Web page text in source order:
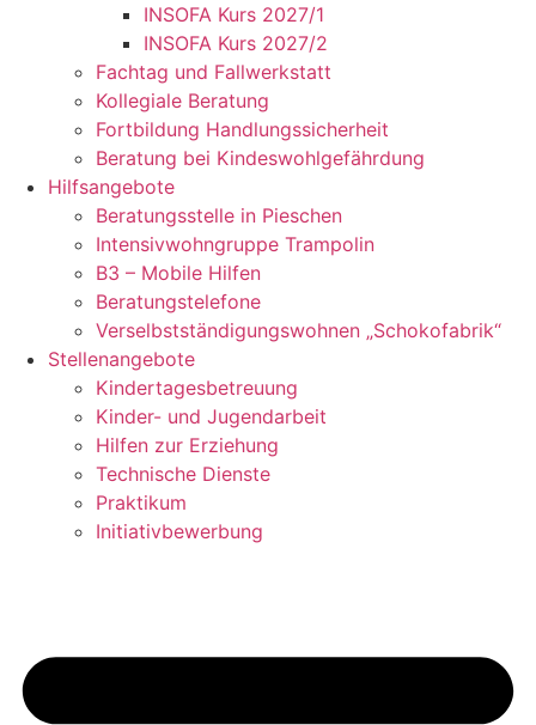
INSOFA Kurs 2027/1
INSOFA Kurs 2027/2
Fachtag und Fallwerkstatt
Kollegiale Beratung
Fortbildung Handlungssicherheit
Beratung bei Kindeswohlgefährdung
Hilfsangebote
Beratungsstelle in Pieschen
Intensivwohngruppe Trampolin
B3 – Mobile Hilfen
Beratungstelefone
Verselbstständigungswohnen „Schokofabrik“
Stellenangebote
Kindertagesbetreuung
Kinder- und Jugendarbeit
Hilfen zur Erziehung
Technische Dienste
Praktikum
Initiativbewerbung